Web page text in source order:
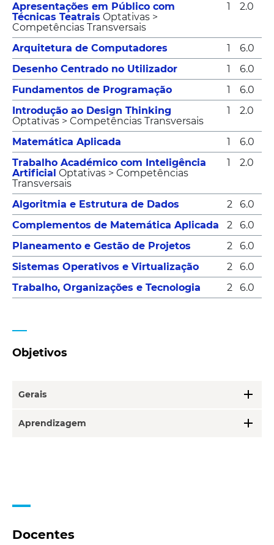
Apresentações em Público com
Técnicas Teatrais Optativas >
Competências Transversais
1 2.0
Arquitetura de Computadores 1
6.0
Desenho Centrado no Utilizador
1
6.0
Fundamentos de Programação
1
6.0
Introdução ao Design Thinking
Optativas > Competências Transversais
1 2.0
Matemática Aplicada 1
6.0
Trabalho Académico com Inteligência
Artificial Optativas > Competências
Transversais
1 2.0
Algoritmia e Estrutura de Dados 2
6.0
Complementos de Matemática Aplicada
2
6.0
Planeamento e Gestão de Projetos
2
6.0
Sistemas Operativos e Virtualização
2
6.0
Trabalho, Organizações e Tecnologia
2 6.0
Objetivos
Gerais add
Aprendizagem add
Docentes